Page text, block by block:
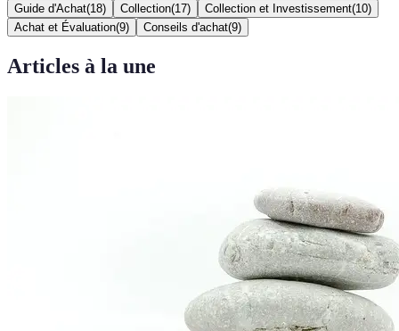
Guide d'Achat(18) Collection(17) Collection et Investissement(10)
Achat et Évaluation(9) Conseils d'achat(9)
Articles à la une